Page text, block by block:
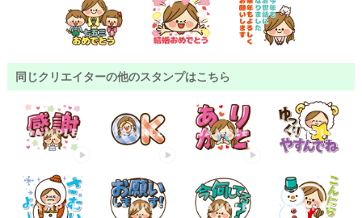
同じクリエイターの他のスタンプはこちら